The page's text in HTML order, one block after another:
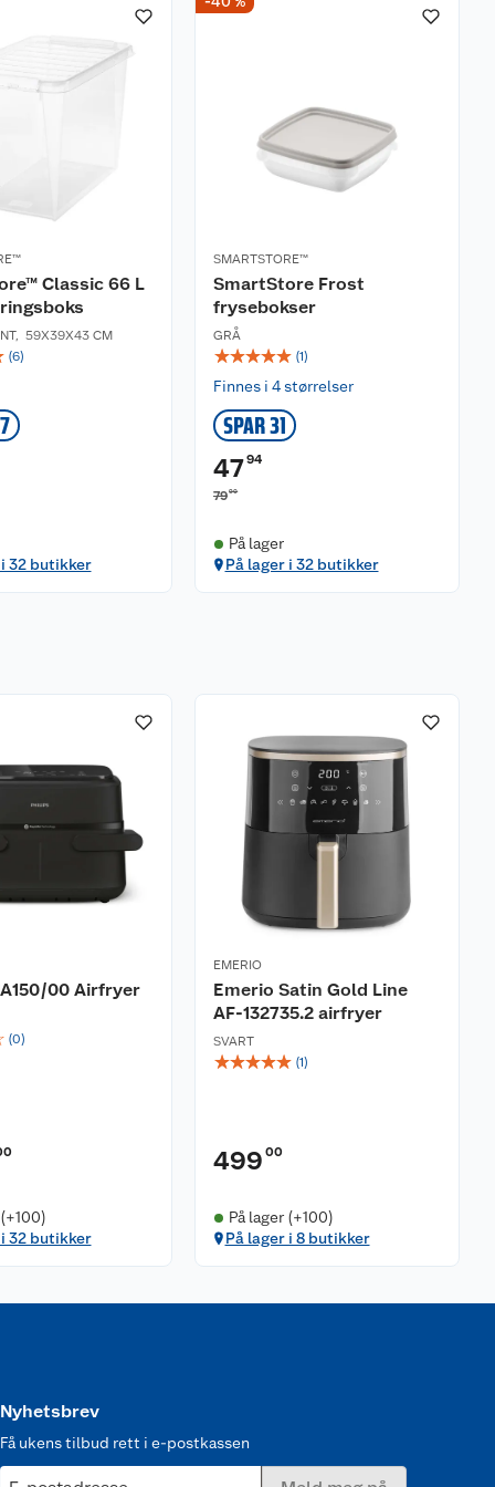
Classic 66 L
, 59X39X43 CM
(6)
32 butikker
SMARTSTORE™
SmartStore Frost
frysebokser
GRÅ
☆☆☆☆☆ (1)
Finnes i 4 størrelser
SPAR 31
4794
7990
På lager
På lager i 32 butikker
00 Airfryer
(0)
32 butikker
EMERIO
Emerio Satin Gold Line
AF-132735.2 airfryer
SVART
☆☆☆☆☆ (1)
499 00
På lager (+100)
På lager i 8 butikker
Nyhetsbrev
Få ukens tilbud rett i e-postkassen